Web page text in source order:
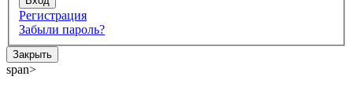
Регистрация
Забыли пароль?
Закрыть
span>